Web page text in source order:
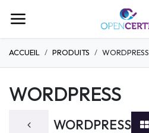
ACCUEIL PRODUITS WORDPRESS
WORDPRESS
WORDPRESS